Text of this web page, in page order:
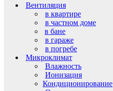
Вентиляция
в квартире
в частном доме
в бане
в гараже
в погребе
Микроклимат
Влажность
Ионизация
Кондиционирование